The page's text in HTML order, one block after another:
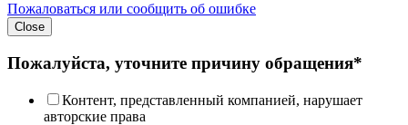
Пожаловаться или сообщить об ошибке
Close
Пожалуйста, уточните причину обращения*
Контент, представленный компанией, нарушает
авторские права